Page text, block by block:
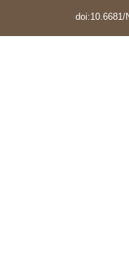
doi:10.6681/